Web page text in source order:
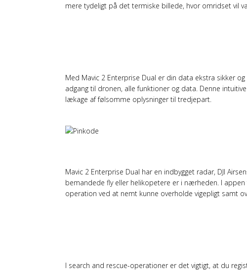
mere tydeligt på det termiske billede, hvor omridset vil
Med Mavic 2 Enterprise Dual er din data ekstra sikker
adgang til dronen, alle funktioner og data. Denne
lækage af følsomme oplysninger til tredjepart.
Mavic 2 Enterprise Dual har en indbygget radar, DJI
bemandede fly eller helikopetere er i nærheden. I
operation ved at nemt kunne overholde vigepligt samt
I search and rescue-operationer er det vigtigt, at du